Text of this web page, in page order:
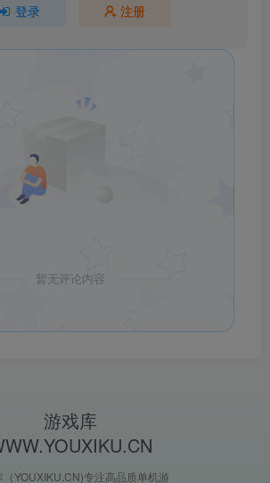
登录 注册
暂无评论内容
游戏库
（YOUXIKU.CN)专注高品质单机游